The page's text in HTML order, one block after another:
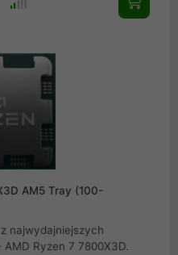
wydajności w
w Twoim zasięgu.
AM5 Tray (100-
Ryzen 7 7800X3D.